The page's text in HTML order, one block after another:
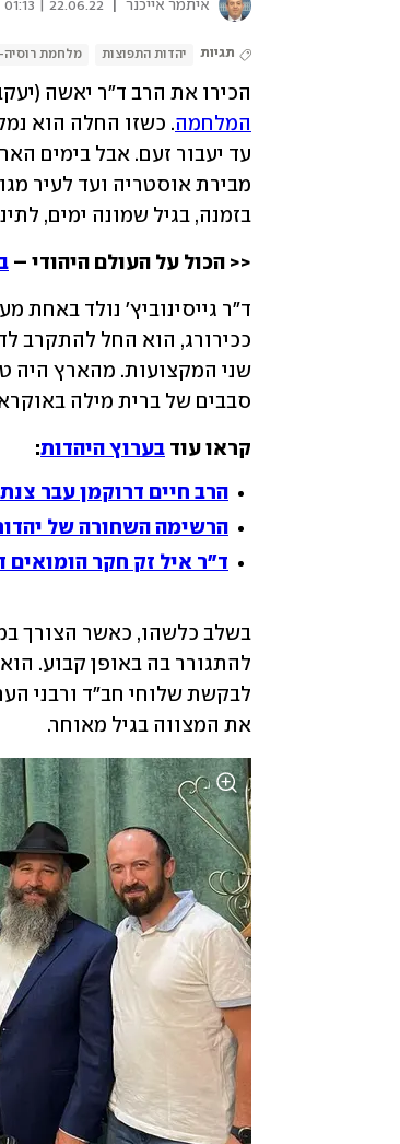
איתמר אייכנר 22.06.22 | 01:13
תגיות יהדות התפוצות מלחמת
הכירו את הרב ד"ר יאשה
המלחמה
בזמנה, בגיל שמונה ימים,
<< הכול על העולם היהודי –
סבבים של ברית מילה
קראו עוד בערוץ היהדות:
הרב חיים דרוקמן עבר
הרשימה השחורה של
ד"ר איל זק חקר הומואים
את המצווה בגיל מאוחר.